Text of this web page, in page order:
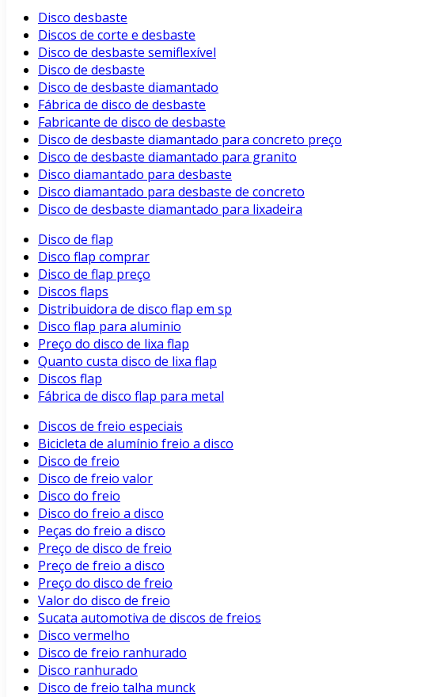
Disco desbaste
Discos de corte e desbaste
Disco de desbaste semiflexível
Disco de desbaste
Disco de desbaste diamantado
Fábrica de disco de desbaste
Fabricante de disco de desbaste
Disco de desbaste diamantado para concreto preço
Disco de desbaste diamantado para granito
Disco diamantado para desbaste
Disco diamantado para desbaste de concreto
Disco de desbaste diamantado para lixadeira
Disco de flap
Disco flap comprar
Disco de flap preço
Discos flaps
Distribuidora de disco flap em sp
Disco flap para aluminio
Preço do disco de lixa flap
Quanto custa disco de lixa flap
Discos flap
Fábrica de disco flap para metal
Discos de freio especiais
Bicicleta de alumínio freio a disco
Disco de freio
Disco de freio valor
Disco do freio
Disco do freio a disco
Peças do freio a disco
Preço de disco de freio
Preço de freio a disco
Preço do disco de freio
Valor do disco de freio
Sucata automotiva de discos de freios
Disco vermelho
Disco de freio ranhurado
Disco ranhurado
Disco de freio talha munck